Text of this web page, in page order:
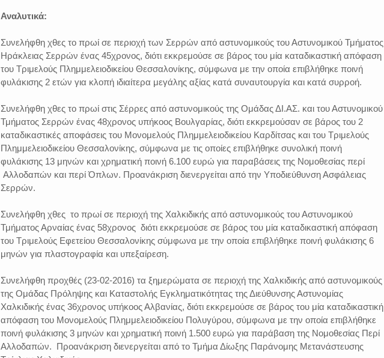
Αναλυτικά:
Συνελήφθη χθες το πρωί σε περιοχή των Σερρών από αστυνομικούς του Αστυνομικού Τμήματος
Ηράκλειας Σερρών ένας 45χρονος, διότι εκκρεμούσε σε βάρος του μία καταδικαστική απόφαση
του Τριμελούς Πλημμελειοδικείου Θεσσαλονίκης, σύμφωνα με την οποία επιβλήθηκε ποινή
φυλάκισης 2 ετών για κλοπή ιδιαίτερα μεγάλης αξίας κατά συναυτουργία και κατά συρροή.
Συνελήφθη χθες το πρωί στις Σέρρες από αστυνομικούς της Ομάδας ΔΙ.ΑΣ. και του Αστυνομικού
Τμήματος Σερρών ένας 48χρονος υπήκοος Βουλγαρίας, διότι εκκρεμούσαν σε βάρος του 2
καταδικαστικές αποφάσεις του Μονομελούς Πλημμελειοδικείου Καρδίτσας και του Τριμελούς
Πλημμελειοδικείου Θεσσαλονίκης, σύμφωνα με τις οποίες επιβλήθηκε συνολική ποινή
φυλάκισης 13 μηνών και χρηματική ποινή 6.100 ευρώ για παραβάσεις της Νομοθεσίας περί
Αλλοδαπών και περί Όπλων. Προανάκριση διενεργείται από την Υποδιεύθυνση Ασφάλειας
Σερρών.
Συνελήφθη χθες το πρωί σε περιοχή της Χαλκιδικής από αστυνομικούς του Αστυνομικού
Τμήματος Αρναίας ένας 58χρονος διότι εκκρεμούσε σε βάρος του μία καταδικαστική απόφαση
του Τριμελούς Εφετείου Θεσσαλονίκης σύμφωνα με την οποία επιβλήθηκε ποινή φυλάκισης 6
μηνών για πλαστογραφία και υπεξαίρεση.
Συνελήφθη προχθές (23-02-2016) τα ξημερώματα σε περιοχή της Χαλκιδικής από αστυνομικούς
της Ομάδας Πρόληψης και Καταστολής Εγκληματικότητας της Διεύθυνσης Αστυνομίας
Χαλκιδικής ένας 36χρονος υπήκοος Αλβανίας, διότι εκκρεμούσε σε βάρος του μία καταδικαστική
απόφαση του Μονομελούς Πλημμελειοδικείου Πολυγύρου, σύμφωνα με την οποία επιβλήθηκε
ποινή φυλάκισης 3 μηνών και χρηματική ποινή 1.500 ευρώ για παράβαση της Νομοθεσίας Περί
Αλλοδαπών. Προανάκριση διενεργείται από το Τμήμα Δίωξης Παράνομης Μετανάστευσης